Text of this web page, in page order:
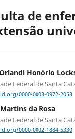
de
Honório
Federal de Santa
0000-0003-0972-2053
da Rosa
Federal de Santa
0000-0002-1884-5330